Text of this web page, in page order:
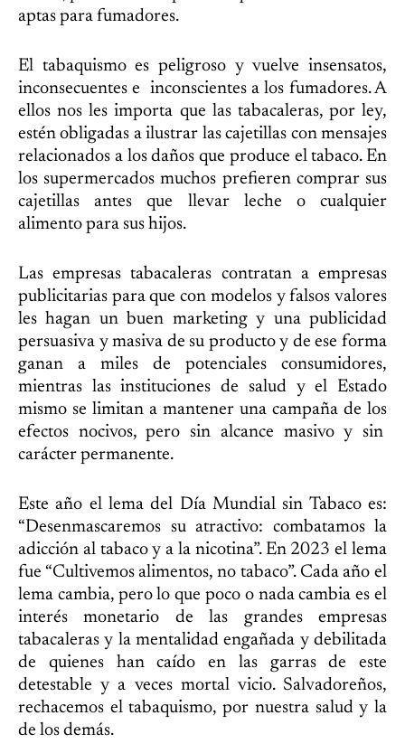
aptas para fumadores.
El tabaquismo es peligroso y vuelve insensatos,
inconsecuentes e inconscientes a los fumadores. A
ellos nos les importa que las tabacaleras, por ley,
estén obligadas a ilustrar las cajetillas con mensajes
relacionados a los daños que produce el tabaco. En
los supermercados muchos prefieren comprar sus
cajetillas antes que llevar leche o cualquier
alimento para sus hijos.
Las empresas tabacaleras contratan a empresas
publicitarias para que con modelos y falsos valores
les hagan un buen marketing y una publicidad
persuasiva y masiva de su producto y de ese forma
ganan a miles de potenciales consumidores,
mientras las instituciones de salud y el Estado
mismo se limitan a mantener una campaña de los
efectos nocivos, pero sin alcance masivo y sin
carácter permanente.
Este año el lema del Día Mundial sin Tabaco es:
“Desenmascaremos su atractivo: combatamos la
adicción al tabaco y a la nicotina”. En 2023 el lema
fue “Cultivemos alimentos, no tabaco”. Cada año el
lema cambia, pero lo que poco o nada cambia es el
interés monetario de las grandes empresas
tabacaleras y la mentalidad engañada y debilitada
de quienes han caído en las garras de este
detestable y a veces mortal vicio. Salvadoreños,
rechacemos el tabaquismo, por nuestra salud y la
de los demás.